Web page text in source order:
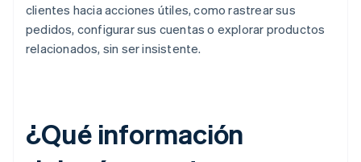
clientes hacia acciones útiles, como rastrear sus
pedidos, configurar sus cuentas o explorar productos
relacionados, sin ser insistente.
¿Qué información